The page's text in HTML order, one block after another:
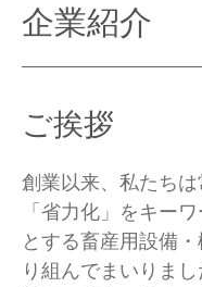
企業紹介
ご挨拶
創業以来、私たちは
「省力化」をキー
とする畜産用設備
り組んでまいりまし